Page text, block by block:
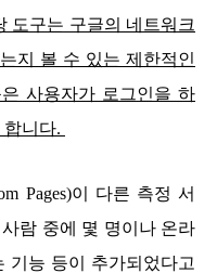
도구는 구글의 네트워크
지 볼 수 있는 제한적인
사용자가 로그인을 하
니다.
Pages)이 다른 측정 서
람 중에 몇 명이나 온라
기능 등이 추가되었다고